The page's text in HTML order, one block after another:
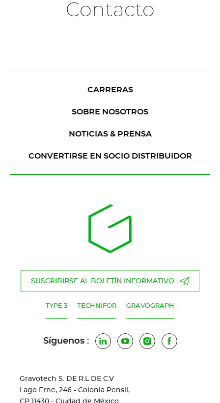
Contacto
CARRERAS
SOBRE NOSOTROS
NOTICIAS & PRENSA
CONVERTIRSE EN SOCIO DISTRIBUIDOR
SUSCRIBIRSE AL BOLETÍN INFORMATIVO
TYPE 3 TECHNIFOR GRAVOGRAPH
Síguenos : LinkedInYouTubeInstagramFacebook
Gravotech S. DE R.L DE C.V
Lago Erne, 246 - Colonia Pensil,
CP 11430 - Ciudad de México